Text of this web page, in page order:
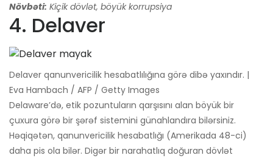
Növbəti: Kiçik dövlət, böyük korrupsiya
4. Delaver
Delaver qanunvericilik hesabatlılığına görə dibə yaxındır. |
Eva Hambach / AFP / Getty Images
Delaware’də, etik pozuntuların qarşısını alan böyük bir
çuxura görə bir şərəf sistemini günahlandıra bilərsiniz.
Həqiqətən, qanunvericilik hesabatlığı (Amerikada 48-ci)
daha pis ola bilər. Digər bir narahatlıq doğuran dövlət